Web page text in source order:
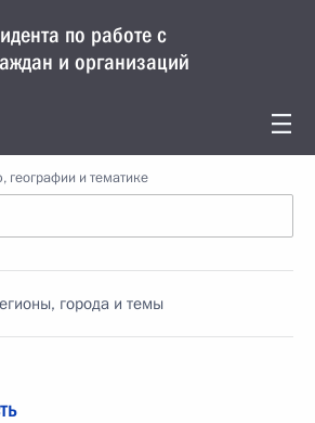
по работе с
и организаций
географии и тематике
города и темы